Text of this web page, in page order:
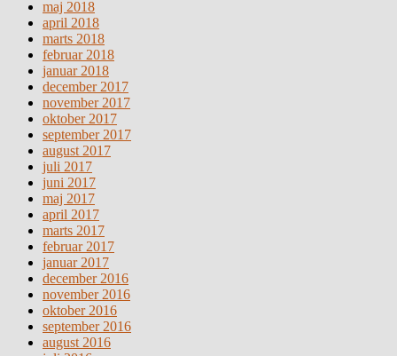
maj 2018
april 2018
marts 2018
februar 2018
januar 2018
december 2017
november 2017
oktober 2017
september 2017
august 2017
juli 2017
juni 2017
maj 2017
april 2017
marts 2017
februar 2017
januar 2017
december 2016
november 2016
oktober 2016
september 2016
august 2016